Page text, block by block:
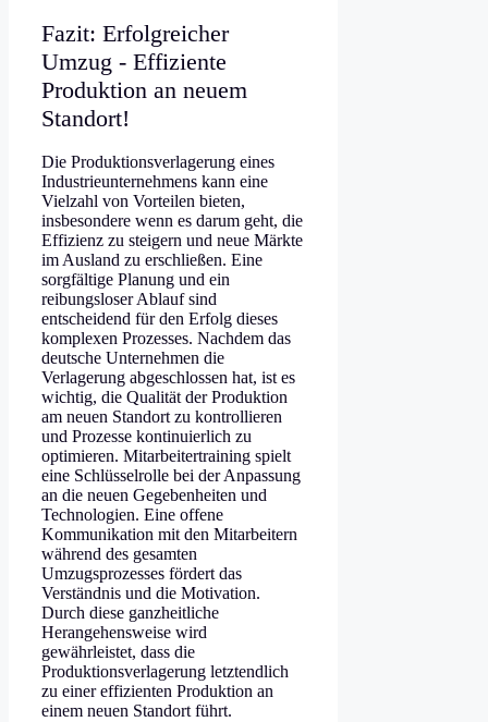
Fazit: Erfolgreicher
Umzug - Effiziente
Produktion an neuem
Standort!
Die Produktionsverlagerung eines
Industrieunternehmens kann eine
Vielzahl von Vorteilen bieten,
insbesondere wenn es darum geht, die
Effizienz zu steigern und neue Märkte
im Ausland zu erschließen. Eine
sorgfältige Planung und ein
reibungsloser Ablauf sind
entscheidend für den Erfolg dieses
komplexen Prozesses. Nachdem das
deutsche Unternehmen die
Verlagerung abgeschlossen hat, ist es
wichtig, die Qualität der Produktion
am neuen Standort zu kontrollieren
und Prozesse kontinuierlich zu
optimieren. Mitarbeitertraining spielt
eine Schlüsselrolle bei der Anpassung
an die neuen Gegebenheiten und
Technologien. Eine offene
Kommunikation mit den Mitarbeitern
während des gesamten
Umzugsprozesses fördert das
Verständnis und die Motivation.
Durch diese ganzheitliche
Herangehensweise wird
gewährleistet, dass die
Produktionsverlagerung letztendlich
zu einer effizienten Produktion an
einem neuen Standort führt.